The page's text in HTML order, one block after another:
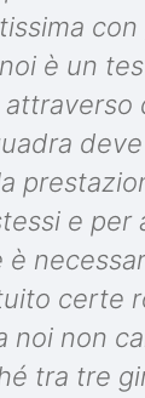
con
è un
e per
certe
noi non
tra tre